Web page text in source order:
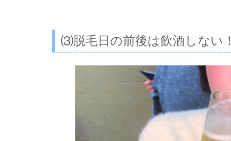
⑶脱毛日の前後は飲酒しない！